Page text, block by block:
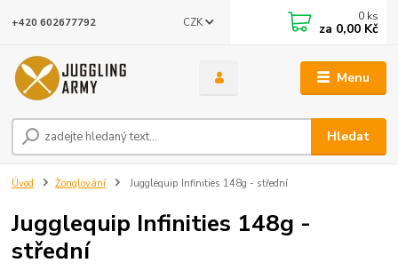
Menu
CZK
Hledat
+420 602677792 0 ks
za 0,00 Kč
Úvod Žonglování Jugglequip Infinities 148g - střední
Jugglequip Infinities 148g -
střední